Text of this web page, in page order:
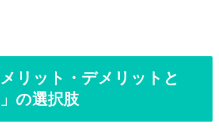
リット・デメリットと
の選択肢